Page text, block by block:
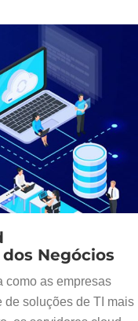
Negócios
como as empresas
soluções de TI mais